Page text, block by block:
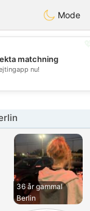
Deutsch Dating
Mode
💕
matchning
nu!
36 år gammal
Berlin